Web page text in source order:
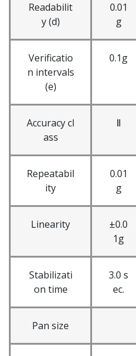
Readabilit
y (d)
0.01
g
Verificatio
n intervals
(e)
0.1g
Accuracy cl
ass
Ⅱ
Repeatabil
ity
0.01
g
Linearity
±0.0
1g
Stabilizati
on time
3.0 s
ec.
Pan size